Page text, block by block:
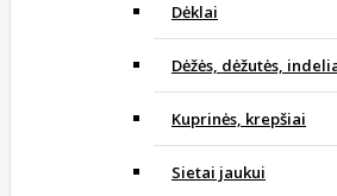
Dėklai
Dėžės, dėžutės,
Kuprinės, krepšiai
Sietai jaukui